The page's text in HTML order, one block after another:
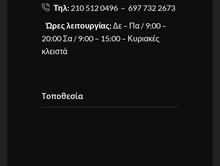
Τηλ: 210 512 0496 – 697 732 2673
Ώρες λειτουργίας:Δε – Πα / 9:00 –
20:00 Σα / 9:00 – 15:00 – Κυριακές
κλειστά
Τοποθεσία